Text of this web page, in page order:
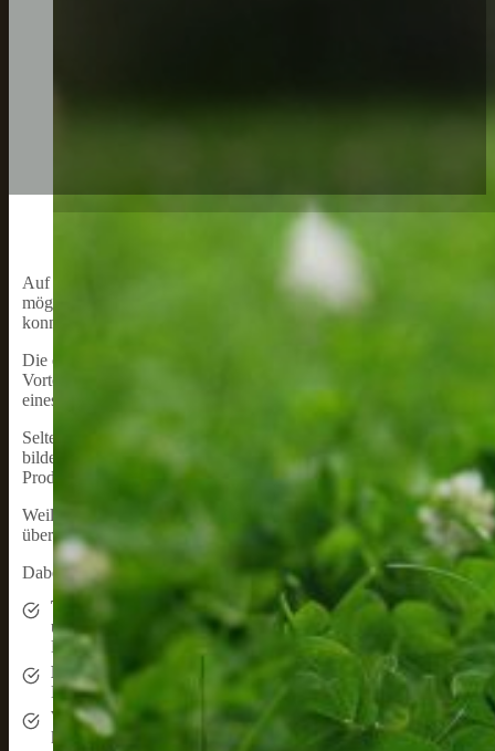
Auf unserer Seite finden Sie umfangreiche Kaufratgeber und
möglichst einfache und schnelle Kaufentscheidung zu
konnten.
Die empfohlenen Produkte testen wir dabei nicht selbst, sondern
Vorteil, dass wir die Eigenschaften eines Produktes über einen
eines einzelnen Produktes aus einer bestimmten Charge darstellt.
Selten auftretende Fehler, wie sie gelegentlich vorkommen
bildet weiterhin die Meinung von vielen verschiedenen Käufern
Produkt.
Weil uns Transparenz, Objektivität und Sachlichkeit sehr wichtig
überzeugen konnten.
Dabei orientieren wir uns an einer Reihe von Kriterien:
Technische Ausstattung:Alle wichtigen Eigenschaften eines
übersichtlich mit jeder Produktbewertung vor. Um eine
Einheit um (z. B. Meter in Zentimeter oder Watt in
Lieferumfang:
Damit Sie auf einen Blick sehen, was Sie zur
Häufen sich bei einem Produkt Fehllieferungen (z. B.
Verfügbarkeit:
Wir aktualisieren die Produktauswahl
können, die schnell verfügbar sind.